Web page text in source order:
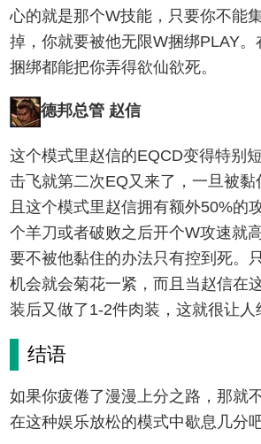
心的就是那个W技能，只要你不能
掉，你就要被他无限W捆绑PLAY
捆绑都能把你弄得欲仙欲死。
德邦总管 赵信
这个模式里赵信的EQCD变得特别
击飞就第二次EQ又来了，一旦被
且这个模式里赵信拥有额外50%的
个羊刀或者破败之后开个W攻速就
要不被他黏住的办法只有控到死。
机会就会菊花一紧，而且当赵信在
装后又做了1-2件肉装，这就很让人
结语
如果你疲倦了漫漫上分之路，那就
在这种娱乐放松的模式中歇息几分吧